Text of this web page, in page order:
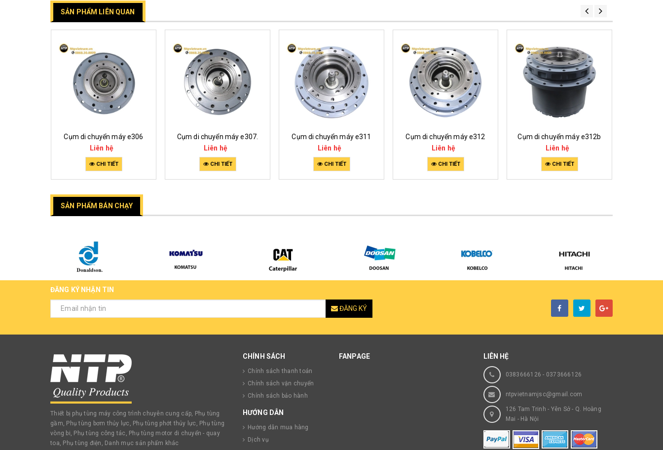
SẢN PHẨM LIÊN QUAN
Cụm di chuyển máy e306
Liên hệ
CHI TIẾT
Cụm di chuyển máy e307.
Liên hệ
CHI TIẾT
Cụm di chuyển máy e311
Liên hệ
CHI TIẾT
Cụm di chuyển máy e312
Liên hệ
CHI TIẾT
Cụm di chuyển máy e312b
Liên hệ
CHI TIẾT
SẢN PHẨM BÁN CHẠY
ĐĂNG KÝ NHẬN TIN
ĐĂNG KÝ
Thiết bị phụ tùng máy công trình chuyên cung cấp, Phụ tùng
gầm, Phụ tùng bơm thủy lực, Phụ tùng phớt thủy lực, Phụ tùng
vòng bi, Phụ tùng công tác, Phụ tùng motor di chuyển - quay
toa, Phụ tùng điện, Danh mục sản phẩm khác
CHÍNH SÁCH
Chính sách thanh toán
Chính sách vận chuyển
Chính sách bảo hành
HƯỚNG DẪN
Hướng dẫn mua hàng
Dịch vụ
FANPAGE LIÊN HỆ
0383666126 - 0373666126
ntpvietnamjsc@gmail.com
126 Tam Trinh - Yên Sở - Q. Hoàng
Mai - Hà Nội